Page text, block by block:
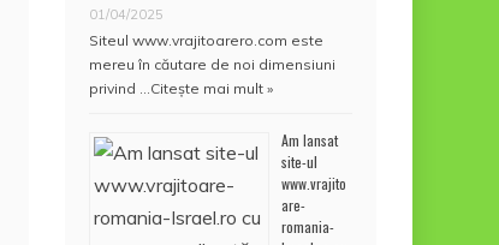
01/04/2025
Siteul www.vrajitoarero.com este
mereu în căutare de noi dimensiuni
privind … Citește mai mult »
Am lansat
site-ul
www.vrajito
are-
romania-